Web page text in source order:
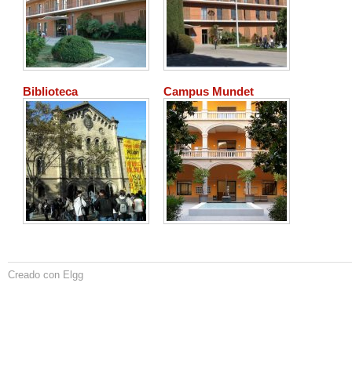
Biblioteca Campus Mundet
Creado con Elgg